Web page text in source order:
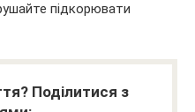
підкорювати
Поділитися з